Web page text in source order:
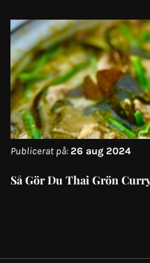
Publicerat på:26 aug 2024
Så Gör Du Thai Grön